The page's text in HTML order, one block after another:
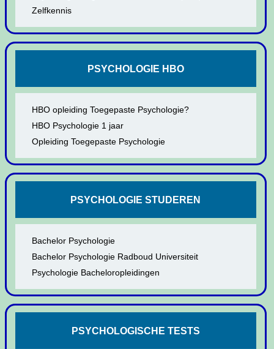
Zelfkennis
PSYCHOLOGIE HBO
HBO opleiding Toegepaste Psychologie?
HBO Psychologie 1 jaar
Opleiding Toegepaste Psychologie
PSYCHOLOGIE STUDEREN
Bachelor Psychologie
Bachelor Psychologie Radboud Universiteit
Psychologie Bacheloropleidingen
PSYCHOLOGISCHE TESTS